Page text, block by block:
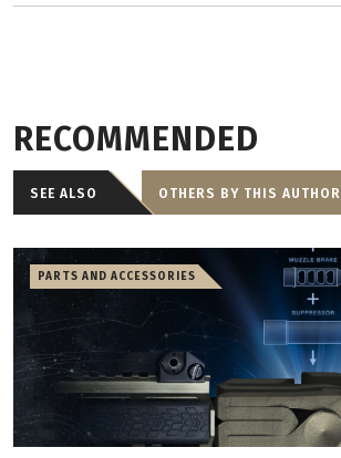
RECOMMENDED
SEE ALSO OTHERS BY THIS AUTHOR
PARTS AND ACCESSORIES